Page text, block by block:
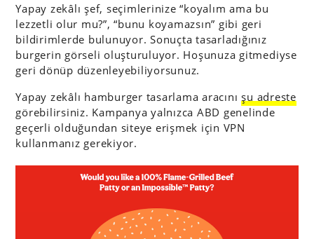
Yapay zekâlı şef, seçimlerinize “koyalım ama bu
lezzetli olur mu?”, “bunu koyamazsın” gibi geri
bildirimlerde bulunuyor. Sonuçta tasarladığınız
burgerin görseli oluşturuluyor. Hoşunuza gitmediyse
geri dönüp düzenleyebiliyorsunuz.
Yapay zekâlı hamburger tasarlama aracını şu adreste
görebilirsiniz. Kampanya yalnızca ABD genelinde
geçerli olduğundan siteye erişmek için VPN
kullanmanız gerekiyor.